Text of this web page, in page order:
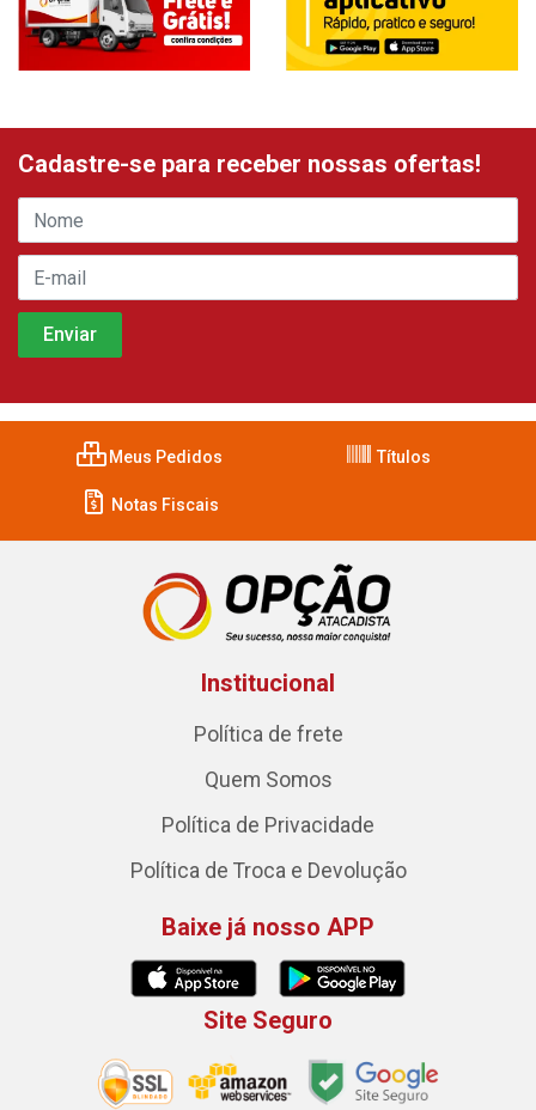
Cadastre-se para receber nossas ofertas!
Meus Pedidos Títulos
Notas Fiscais
Institucional
Política de frete
Quem Somos
Política de Privacidade
Política de Troca e Devolução
Baixe já nosso APP
Site Seguro